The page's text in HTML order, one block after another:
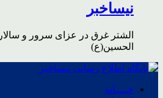
نیساخبر
الشتر غرق در عزای سرور و
الحسین(ع)
خــــانه